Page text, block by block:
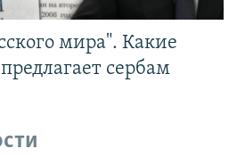
мира". Какие
сербам